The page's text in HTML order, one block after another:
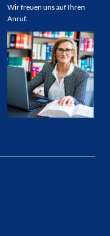
Wir freuen uns auf Ihren
Anruf.